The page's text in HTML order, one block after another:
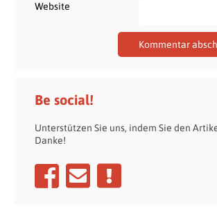
Website
Be social!
Unterstützen Sie uns, indem Sie den
Danke!